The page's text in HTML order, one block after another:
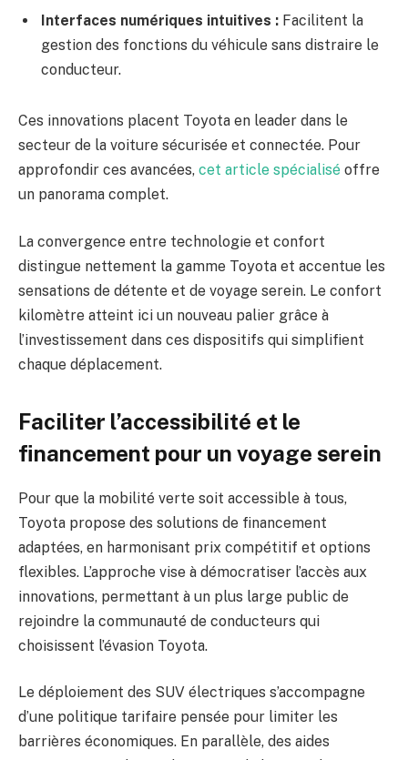
Interfaces numériques intuitives : Facilitent la
gestion des fonctions du véhicule sans distraire le
conducteur.
Ces innovations placent Toyota en leader dans le
secteur de la voiture sécurisée et connectée. Pour
approfondir ces avancées, cet article spécialisé offre
un panorama complet.
La convergence entre technologie et confort
distingue nettement la gamme Toyota et accentue les
sensations de détente et de voyage serein. Le confort
kilomètre atteint ici un nouveau palier grâce à
l’investissement dans ces dispositifs qui simplifient
chaque déplacement.
Faciliter l’accessibilité et le
financement pour un voyage serein
Pour que la mobilité verte soit accessible à tous,
Toyota propose des solutions de financement
adaptées, en harmonisant prix compétitif et options
flexibles. L’approche vise à démocratiser l’accès aux
innovations, permettant à un plus large public de
rejoindre la communauté de conducteurs qui
choisissent l’évasion Toyota.
Le déploiement des SUV électriques s’accompagne
d’une politique tarifaire pensée pour limiter les
barrières économiques. En parallèle, des aides